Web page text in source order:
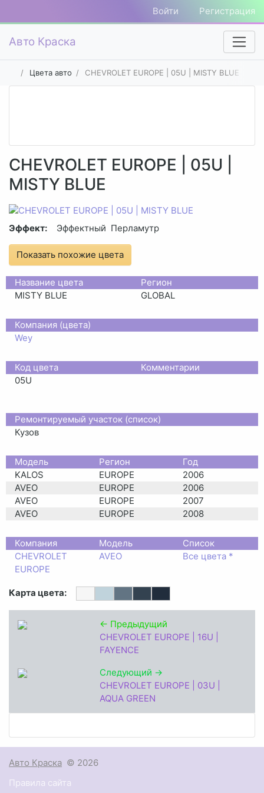
Войти Регистрация
Авто Краска
Цвета авто CHEVROLET EUROPE | 05U | MISTY BLUE
CHEVROLET EUROPE | 05U |
MISTY BLUE
Эффект: Эффектный Перламутр
Показать похожие цвета
Название цвета
Регион
MISTY BLUE
GLOBAL
Компания (цвета)
Wey
Код цвета
Комментарии
05U
Ремонтируемый участок (список)
Кузов
Moдель Регион
Год
KALOS
EUROPE
2006
AVEO
EUROPE
2006
AVEO
EUROPE
2007
AVEO
EUROPE 2008
Компания Модель
Список
CHEVROLET
EUROPE
AVEO Все цвета *
Карта цвета:
← Предыдущий
CHEVROLET EUROPE | 16U |
FAYENCE
Следующий →
CHEVROLET EUROPE | 03U |
AQUA GREEN
Авто Краска © 2026
Правила сайта